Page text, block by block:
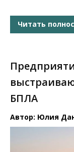
Читать
БПЛА
Автор: Юлия